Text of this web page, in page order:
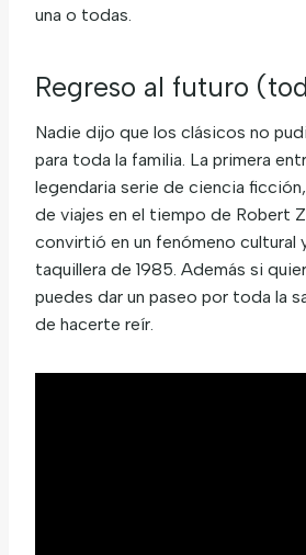
una o todas.
Regreso al futuro
Nadie dijo que los clásicos no
para toda la familia. La primera
legendaria serie de ciencia
de viajes en el tiempo de Robert
convirtió en un fenómeno cultural
taquillera de 1985. Además si
puedes dar un paseo por toda la
de hacerte reír.